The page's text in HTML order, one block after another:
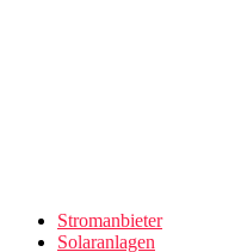
Stromanbieter
Solaranlagen